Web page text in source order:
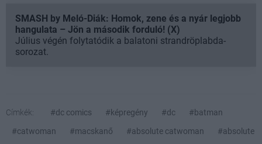
SMASH by Meló-Diák: Homok, zene és a nyár legjobb
hangulata – Jön a második forduló! (X)
Július végén folytatódik a balatoni strandröplabda-
sorozat.
Címkék: #dc comics #képregény #dc
#batman
#catwoman
#macskanő #absolute catwoman
#absolute